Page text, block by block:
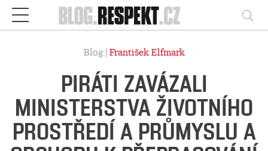
Respekt
Blog | František Elfmark
PIRÁTI ZAVÁZALI
MINISTERSTVA ŽIVOTNÍHO
PROSTŘEDÍ A PRŮMYSLU A